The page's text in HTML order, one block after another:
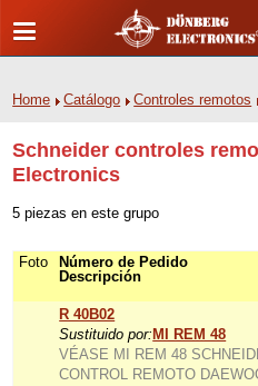
Home Catálogo Controles remotos
Schneider controles
Electronics
5 piezas en este grupo
Foto
Número de Pedido
Descripción
R 40B02
Sustituido por: MI REM 48
VÉASE MI REM 48
CONTROL REMOTO